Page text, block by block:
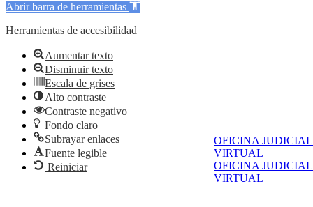
OFICINA JUDICIAL
VIRTUAL
OFICINA JUDICIAL
VIRTUAL
Abrir barra de herramientas
Herramientas de accesibilidad
Aumentar texto
Disminuir texto
Escala de grises
Alto contraste
Contraste negativo
Fondo claro
Subrayar enlaces
Fuente legible
Reiniciar